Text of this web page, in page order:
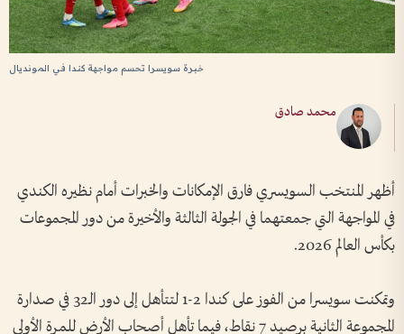
خبرة سويسرا تحسم مواجهة كندا في المونديال
محمد صادق
أظهر المنتخب السويسري فارق الإمكانات والخبرات أمام نظيره الكندي
في المواجهة التي جمعتهما في الجولة الثالثة والأخيرة من دور المجموعات
بكأس العالم 2026.
وتمكنت سويسرا من الفوز على كندا 2-1 لتتأهل إلى دور الـ32 في صدارة
المجموعة الثانية برصيد 7 نقاط، فيما تأهل أصحاب الأرض للمرة الأولى